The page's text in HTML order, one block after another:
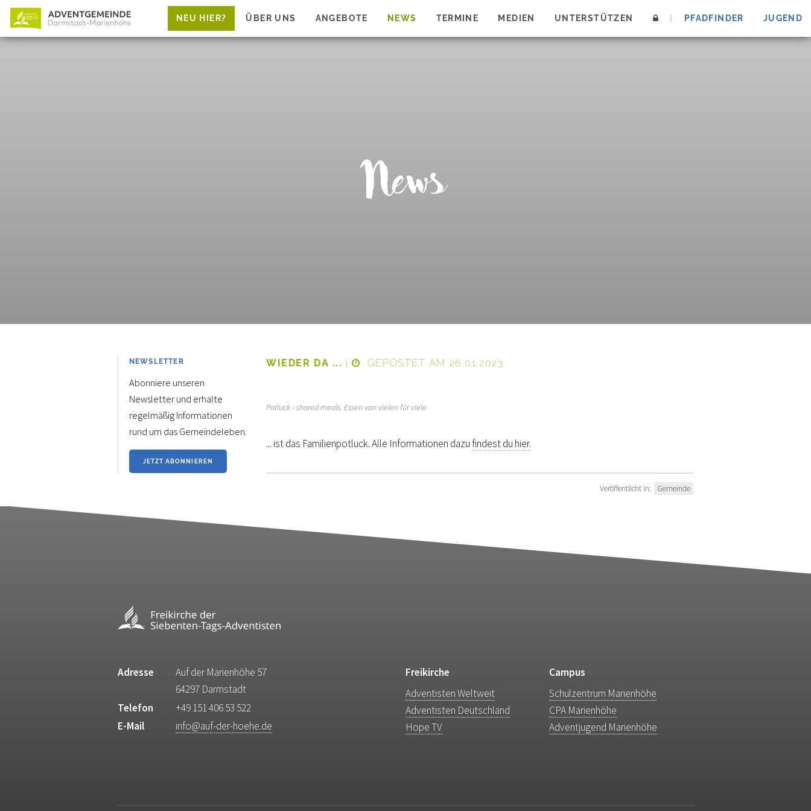
NEU HIER? ÜBER UNS ANGEBOTE NEWS TERMINE MEDIEN UNTERSTÜTZEN PFADFINDER JUGEND
News
NEWSLETTER
Abonniere unseren
Newsletter und erhalte
regelmäßig Informationen
rund um das Gemeindeleben.
JETZT ABONNIEREN
WIEDER DA ... | GEPOSTET AM 26.01.2023
Potluck - shared meals. Essen von vielen für viele
... ist das Familienpotluck. Alle Informationen dazu findest du hier.
Veröffentlicht in: Gemeinde
Adresse
Auf der Marienhöhe 57
64297 Darmstadt
Telefon
+49 151 406 53 522
E-Mail
info@auf-der-hoehe.de
Freikirche
Adventisten Weltweit
Adventisten Deutschland
Hope TV
Campus
Schulzentrum Marienhöhe
CPA Marienhöhe
Adventjugend Marienhöhe